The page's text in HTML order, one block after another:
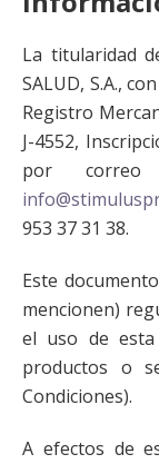
La titularidad
SALUD, S.A.,
Registro
J-4552,
por correo
953 37 31 38.
Este
mencionen)
el uso de
productos o
Condiciones).
A efectos de